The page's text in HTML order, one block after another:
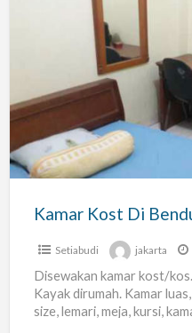
Bendungan
Hilir
Jakarta
Pusat
Setiabudi jakarta
Disewakan kamar kost/
Kayak dirumah. Kamar
size, lemari, meja, kursi,